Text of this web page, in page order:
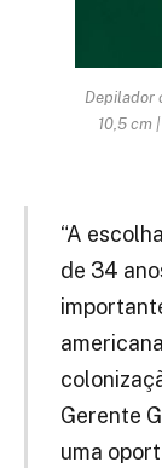
Depilador
10,5 cm
“A
de 34
Gerente
uma